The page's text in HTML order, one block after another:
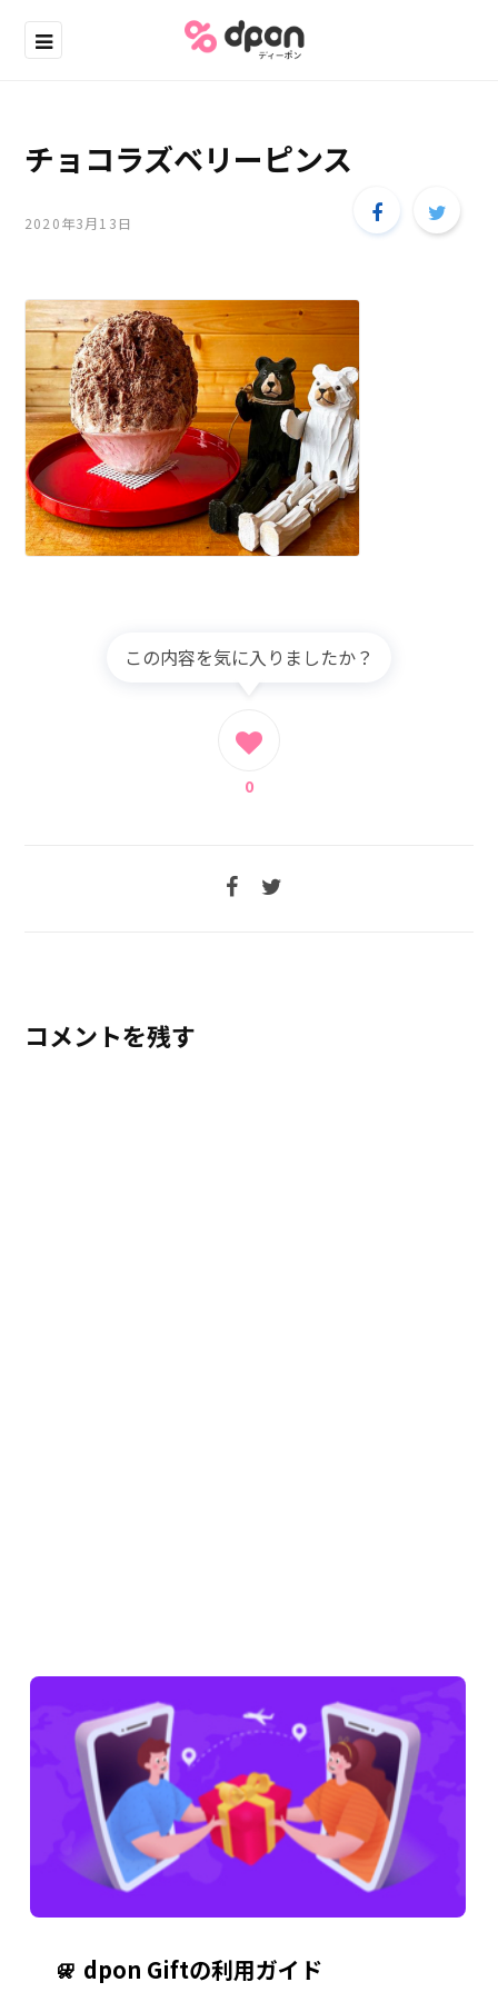
チョコラズベリーピンス
2020年3月13日
この内容を気に入りましたか？
0
コメントを残す
dpon Giftの利用ガイド